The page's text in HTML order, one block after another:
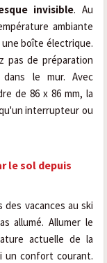
invisible. Au
ambiante
boîte électrique.
pas de préparation
le mur. Avec
de 86 x 86 mm, la
interrupteur ou
le sol depuis
vacances au ski
allumé. Allumer le
actuelle de la
un confort courant.